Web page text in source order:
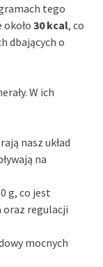
tego
30 kcal, co
dbających o
W ich
nasz układ
na
g, co jest
oraz regulacji
mocnych